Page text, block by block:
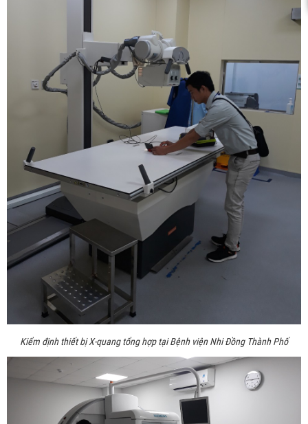
Kiểm định thiết bị X-quang tổng hợp tại Bệnh việnNhi Đồng Thành Phố